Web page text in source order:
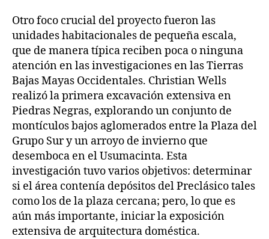
Otro foco crucial del proyecto fueron las
unidades habitacionales de pequeña escala,
que de manera típica reciben poca o ninguna
atención en las investigaciones en las Tierras
Bajas Mayas Occidentales. Christian Wells
realizó la primera excavación extensiva en
Piedras Negras, explorando un conjunto de
montículos bajos aglomerados entre la Plaza del
Grupo Sur y un arroyo de invierno que
desemboca en el Usumacinta. Esta
investigación tuvo varios objetivos: determinar
si el área contenía depósitos del Preclásico tales
como los de la plaza cercana; pero, lo que es
aún más importante, iniciar la exposición
extensiva de arquitectura doméstica.